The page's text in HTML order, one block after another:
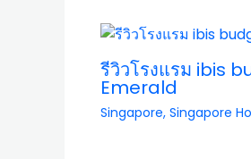
รีวิวโรงแรม ibis
Emerald
Singapore, Singapore